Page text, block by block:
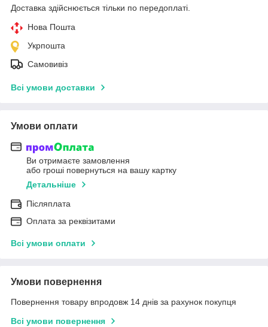
Доставка здійснюється тільки по передоплаті.
Нова Пошта
Укрпошта
Самовивіз
Всі умови доставки
Умови оплати
Ви отримаєте замовлення
або гроші повернуться на вашу картку
Детальніше
Післяплата
Оплата за реквізитами
Всі умови оплати
Умови повернення
Повернення товару впродовж 14 днів за рахунок покупця
Всі умови повернення